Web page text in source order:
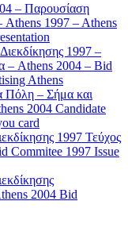
– Παρουσίαση
Athens 1997 – Athens
1997 –
– Athens 2004 – Bid
Athens
Πόλη – Σήμα και
2004 Candidate
card
1997 Τεύχος
Commitee 1997 Issue
2004 Bid